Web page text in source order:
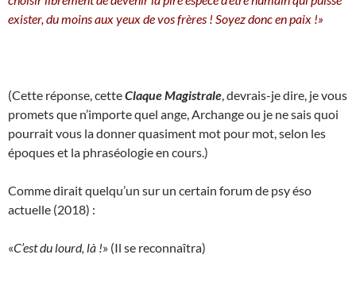
exister, du moins aux yeux de vos frères ! Soyez donc en paix !»
(Cette réponse, cetteClaque Magistrale , devrais-je dire, je vous
promets que n’importe quel ange, Archange ou je ne sais quoi
pourrait vous la donner quasiment mot pour mot, selon les
époques et la phraséologie en cours.)
Comme dirait quelqu’un sur un certain forum de psy éso
actuelle (2018) :
«C’est du lourd, là !» (Il se reconnaîtra)